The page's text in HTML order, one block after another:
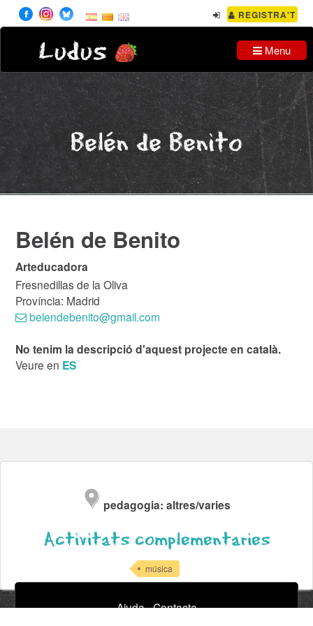
REGISTRA'T
Ludus Menu
Belén de Benito
Belén de Benito
Arteducadora
Fresnedillas de la Oliva
Província: Madrid
belendebenito@gmail.com
No tenim la descripció d'aquest projecte en català.
Veure en ES
pedagogia: altres/varies
Activitats complementaries
música
Ajuda·Contacta